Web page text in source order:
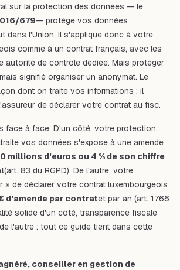
sur la protection des données — le
679— protège vos données
dans l'Union. Il s'applique donc à votre
comme à un contrat français, avec les
autorité de contrôle dédiée. Mais protéger
signifié organiser un anonymat. Le
dont on traite vos informations ; il
de déclarer votre contrat au fisc.
face à face. D'un côté, votre protection :
vos données s'expose à une amende
millions d'euros ou 4 % de son chiffre
(art. 83 du RGPD). De l'autre, votre
» de déclarer votre contrat luxembourgeois
d'amende par contratet par an (art. 1766
solide d'un côté, transparence fiscale
l'autre : tout ce guide tient dans cette
conseiller en gestion de